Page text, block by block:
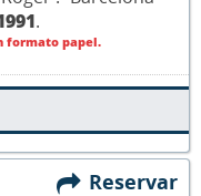
.
formato papel.
Reservar